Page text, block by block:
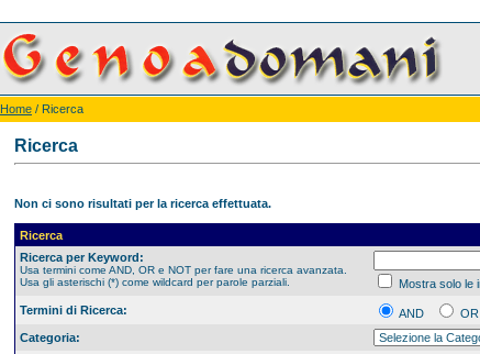
Home / Ricerca
Ricerca
Non ci sono risultati per la ricerca effettuata.
Ricerca
Ricerca per Keyword:
Usa termini come AND, OR e NOT per fare una ricerca avanzata.
Usa gli asterischi (*) come wildcard per parole parziali.
Mostra solo le
Termini di Ricerca:
AND
OR
Categoria: